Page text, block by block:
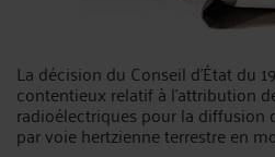
La décision du Conseil d'État du
contentieux relatif à l'attribution
radioélectriques pour la diffusion
par voie hertzienne terrestre en